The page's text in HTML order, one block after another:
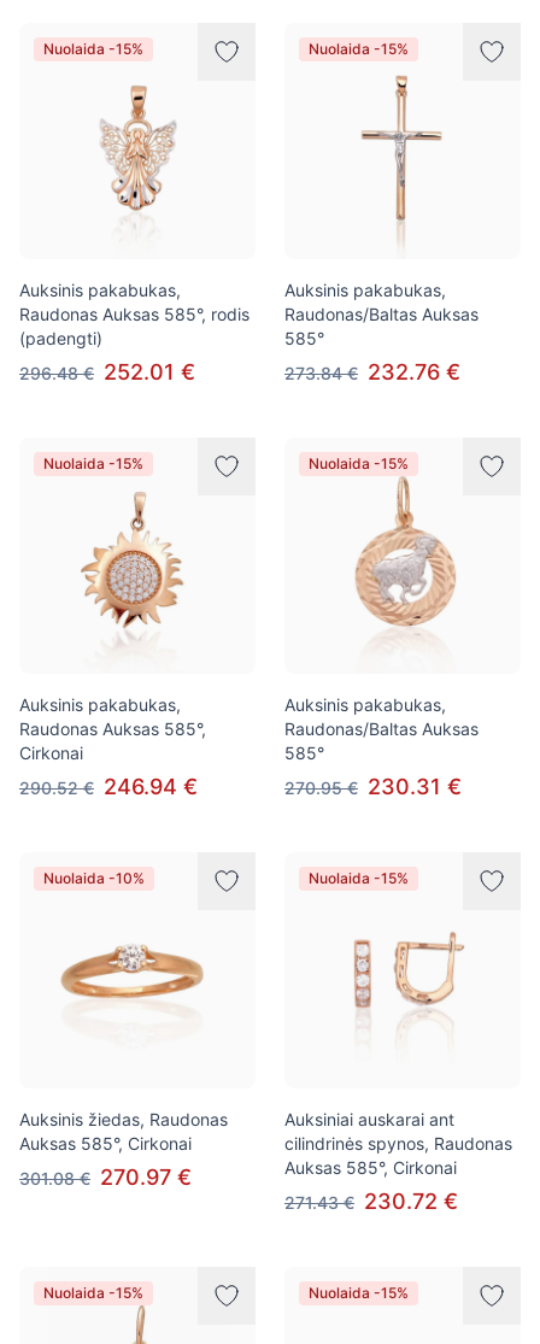
Nuolaida -15%
Auksinis pakabukas,
Raudonas Auksas 585°, rodis
(padengti)
296.48 € 252.01 €
Nuolaida -15%
Auksinis pakabukas,
Raudonas/Baltas Auksas
585°
273.84 € 232.76 €
Nuolaida -15%
Auksinis pakabukas,
Raudonas Auksas 585°,
Cirkonai
290.52 € 246.94 €
Nuolaida -15%
Auksinis pakabukas,
Raudonas/Baltas Auksas
585°
270.95 € 230.31 €
Nuolaida -10%
Auksinis žiedas, Raudonas
Auksas 585°, Cirkonai
301.08 € 270.97 €
Nuolaida -15%
Auksiniai auskarai ant
cilindrinės spynos, Raudonas
Auksas 585°, Cirkonai
271.43 € 230.72 €
Nuolaida -15% Nuolaida -15%